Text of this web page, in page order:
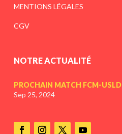
MENTIONS LÉGALES
CGV
NOTRE ACTUALITÉ
PROCHAIN MATCH FCM-USLD
Sep 25, 2024